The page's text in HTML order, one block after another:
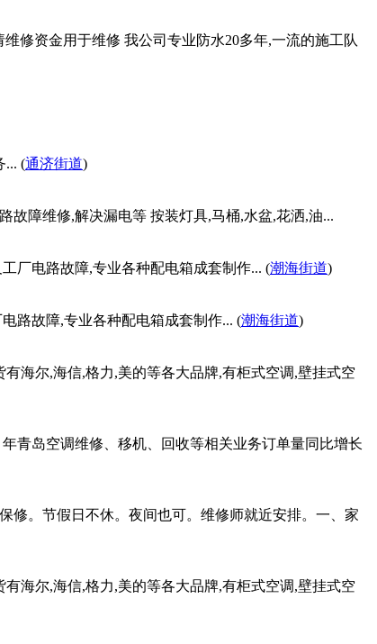
修资金用于维修 我公司专业防水20多年,一流的施工队
... (通济街道)
故障维修,解决漏电等 按装灯具,马桶,水盆,花洒,油...
厂电路故障,专业各种配电箱成套制作... (潮海街道)
路故障,专业各种配电箱成套制作... (潮海街道)
海尔,海信,格力,美的等各大品牌,有柜式空调,壁挂式空
青岛空调维修、移机、回收等相关业务订单量同比增长
修。节假日不休。夜间也可。维修师就近安排。一、家
海尔,海信,格力,美的等各大品牌,有柜式空调,壁挂式空